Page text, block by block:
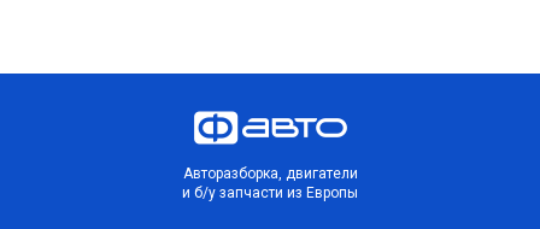
Авторазборка, двигатели
и б/у запчасти из Европы